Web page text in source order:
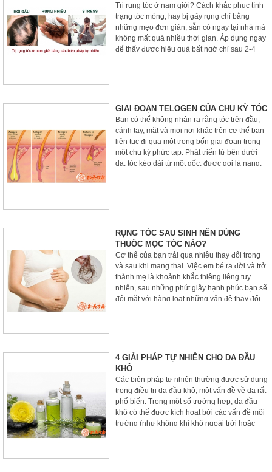
Trị rụng tóc ở nam giới? Cách khắc phục tình
trạng tóc mỏng, hay bị gãy rụng chỉ bằng
những mẹo đơn giản, sẵn có ngay tại nhà mà
không mất quá nhiều thời gian. Áp dụng ngay
để thấy được hiệu quả bất ngờ chỉ sau 2-4
GIAI ĐOẠN TELOGEN CỦA CHU KỲ TÓC
Bạn có thể không nhận ra rằng tóc trên đầu,
cánh tay, mặt và mọi nơi khác trên cơ thể bạn
liên tục đi qua một trong bốn giai đoạn trong
một chu kỳ phức tạp. Phát triển từ bên dưới
da, tóc kéo dài từ một gốc, được gọi là nang.
RỤNG TÓC SAU SINH NÊN DÙNG
THUỐC MỌC TÓC NÀO?
Cơ thể của bạn trải qua nhiều thay đổi trong
và sau khi mang thai. Việc em bé ra đời và trở
thành mẹ là khoảnh khắc thiêng liêng tuy
nhiên, sau những phút giây hạnh phúc bạn sẽ
đối mặt với hàng loạt những vấn đề thay đổi
4 GIẢI PHÁP TỰ NHIÊN CHO DA ĐẦU
KHÔ
Các biện pháp tự nhiên thường được sử dụng
trong điều trị da đầu khô, một vấn đề về da rất
phổ biến. Trong một số trường hợp, da đầu
khô có thể được kích hoạt bởi các vấn đề môi
trường (như không khí khô ngoài trời hoặc